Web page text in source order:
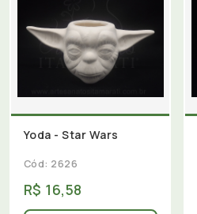
Yoda - Star Wars
Cód: 2626
R$ 16,58